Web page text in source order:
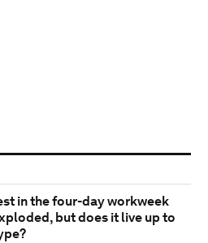
in the four-day workweek
but does it live up to